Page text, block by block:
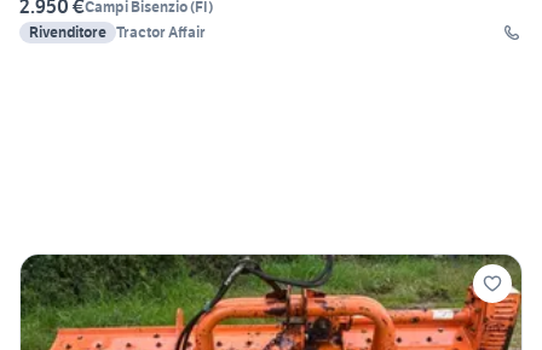
2.950 €Campi Bisenzio(FI)
Rivenditore Tractor Affair